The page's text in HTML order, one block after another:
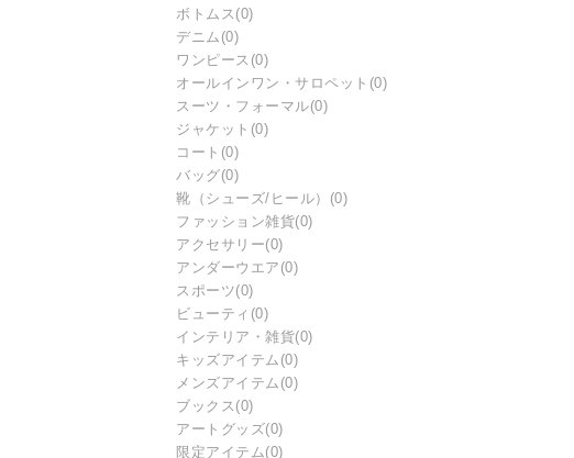
ボトムス (0)
デニム (0)
ワンピース (0)
オールインワン・サロペット (0)
スーツ・フォーマル(0)
ジャケット (0)
コート (0)
バッグ(0)
靴（シューズ/ヒール） (0)
ファッション雑貨(0)
アクセサリー(0)
アンダーウエア (0)
スポーツ(0)
ビューティ (0)
インテリア・雑貨(0)
キッズアイテム (0)
メンズアイテム (0)
ブックス (0)
アートグッズ(0)
限定アイテム(0)